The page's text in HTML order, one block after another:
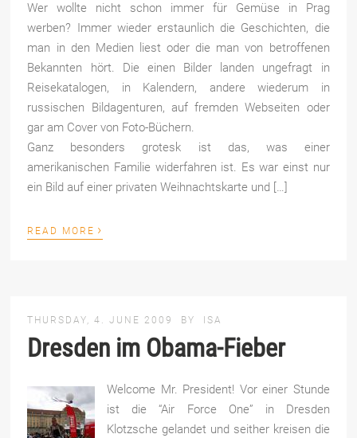
Wer wollte nicht schon immer für Gemüse in Prag
werben? Immer wieder erstaunlich die Geschichten, die
man in den Medien liest oder die man von betroffenen
Bekannten hört. Die einen Bilder landen ungefragt in
Reisekatalogen, in Kalendern, andere wiederum in
russischen Bildagenturen, auf fremden Webseiten oder
gar am Cover von Foto-Büchern.
Ganz besonders grotesk ist das, was einer
amerikanischen Familie widerfahren ist. Es war einst nur
ein Bild auf einer privaten Weihnachtskarte und […]
READ MORE ›
THURSDAY, 4. JUNE 2009 BY ISA
Dresden im Obama-Fieber
Welcome Mr. President! Vor einer Stunde
ist die “Air Force One” in Dresden
Klotzsche gelandet und seither kreisen die